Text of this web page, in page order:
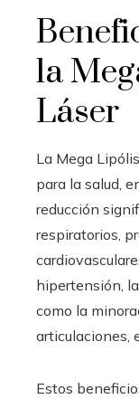
la
Láser
La Mega
para la salud,
reducción
respiratorios,
hipertensión,
como la
articulaciones,
Estos